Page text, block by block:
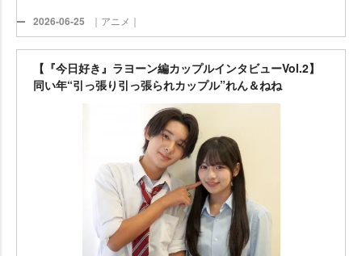
2026-06-25 ｜アニメ｜
【『今日好き』ラヨーン編カップルインタビューVol.2】
同い年“引っ張り引っ張られカップル”れん＆ねね